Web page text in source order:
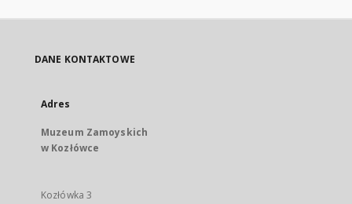
DANE KONTAKTOWE
Adres
Muzeum Zamoyskich
w Kozłówce
Kozłówka 3